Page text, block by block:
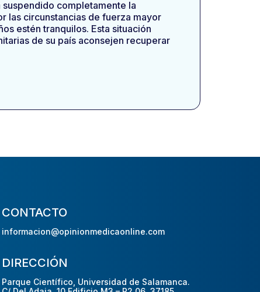
completamente la
las circunstancias de fuerza mayor
estén tranquilos. Esta situación
de su país aconsejen recuperar
CONTACTO
informacion@opinionmedicaonline.com
DIRECCIÓN
Parque Científico, Universidad de Salamanca.